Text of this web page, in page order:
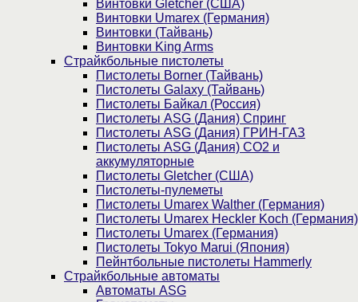
Винтовки Gletcher (США)
Винтовки Umarex (Германия)
Винтовки (Тайвань)
Винтовки King Arms
Страйкбольные пистолеты
Пистолеты Borner (Тайвань)
Пистолеты Galaxy (Тайвань)
Пистолеты Байкал (Россия)
Пистолеты ASG (Дания) Спринг
Пистолеты ASG (Дания) ГРИН-ГАЗ
Пистолеты ASG (Дания) CO2 и
аккумуляторные
Пистолеты Gletcher (США)
Пистолеты-пулеметы
Пистолеты Umarex Walther (Германия)
Пистолеты Umarex Heckler Koch (Германия)
Пистолеты Umarex (Германия)
Пистолеты Tokyo Marui (Япония)
Пейнтбольные пистолеты Hammerly
Страйкбольные автоматы
Автоматы ASG